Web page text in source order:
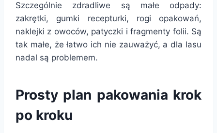
Szczególnie zdradliwe są małe odpady:
zakrętki, gumki recepturki, rogi opakowań,
naklejki z owoców, patyczki i fragmenty folii. Są
tak małe, że łatwo ich nie zauważyć, a dla lasu
nadal są problemem.
Prosty plan pakowania krok
po kroku